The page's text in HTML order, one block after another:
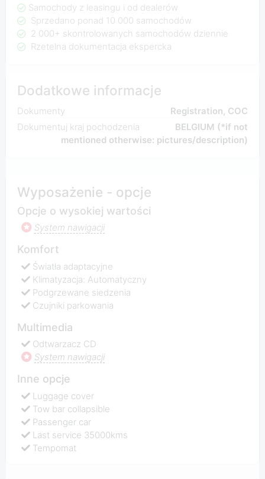
Samochody z leasingu i od dealerów
Sprzedano ponad 10 000 samochodów
2 000+ skontrolowanych samochodów dziennie
Rzetelna dokumentacja ekspercka
Dodatkowe informacje
Dokumenty
Registration, COC
Dokumentuj kraj pochodzenia
BELGIUM (*if not
mentioned otherwise: pictures/description)
Wyposażenie - opcje
Opcje o wysokiej wartości
System nawigacji
Komfort
Światła adaptacyjne
Klimatyzacja: Automatyczny
Podgrzewane siedzenia
Czujniki parkowania
Multimedia
Odtwarzacz CD
System nawigacji
Inne opcje
Luggage cover
Tow bar collapsible
Passenger car
Last service 35000kms
Tempomat